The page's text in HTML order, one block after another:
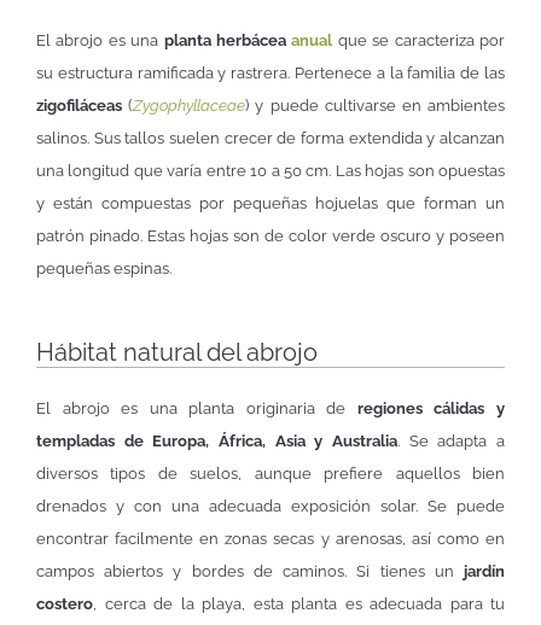
El abrojo es una planta herbáceaanual que se caracteriza por
su estructura ramificada y rastrera. Pertenece a la familia de las
zigofiláceas (Zygophyllaceae) y puede cultivarse en ambientes
salinos. Sus tallos suelen crecer de forma extendida y alcanzan
una longitud que varía entre 10 a 50 cm. Las hojas son opuestas
y están compuestas por pequeñas hojuelas que forman un
patrón pinado. Estas hojas son de color verde oscuro y poseen
pequeñas espinas.
Hábitat natural del abrojo
El abrojo es una planta originaria de regiones cálidas y
templadas de Europa, África, Asia y Australia. Se adapta a
diversos tipos de suelos, aunque prefiere aquellos bien
drenados y con una adecuada exposición solar. Se puede
encontrar facilmente en zonas secas y arenosas, así como en
campos abiertos y bordes de caminos. Si tienes un jardín
costero , cerca de la playa, esta planta es adecuada para tu